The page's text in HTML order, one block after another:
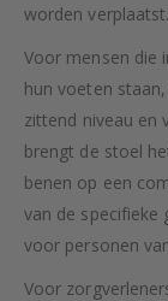
worden verplaatst.
Voor mensen die
hun voeten
zittend niveau en
brengt de stoel
benen op een
van de specifieke
voor personen
Voor